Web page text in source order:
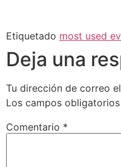
Etiquetado most used
Deja una
Tu dirección de correo
Los campos
Comentario *